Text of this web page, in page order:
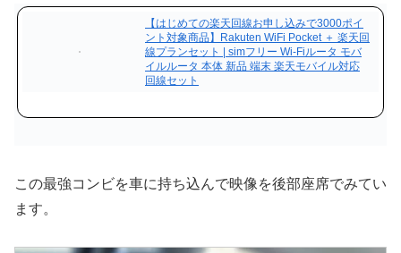
【はじめての楽天回線お申し込みで3000ポイ
ント対象商品】Rakuten WiFi Pocket ＋ 楽天回
線プランセット | simフリー Wi-Fiルータ モバ
イルルータ 本体 新品 端末 楽天モバイル対応
回線セット
この最強コンビを車に持ち込んで映像を後部座席でみてい
ます。